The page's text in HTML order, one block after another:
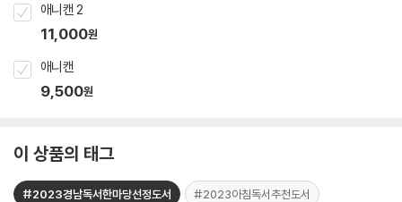
애니캔 2
11,000원
애니캔
9,500원
이 상품의 태그
#2023경남독서한마당선정도서 #2023아침독서추천도서